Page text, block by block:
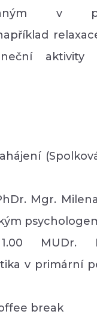
v
Mgr.
MUDr.
v primární
break